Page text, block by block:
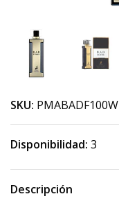
SKU: PMABADF100W
Disponibilidad: 3
Descripción